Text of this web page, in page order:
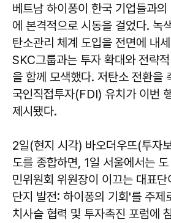
베트남 하이퐁이 한국 기업들과의
에 본격적으로 시동을 걸었다. 녹
탄소관리 체계 도입을 전면에 내
SKC그룹과는 투자 확대와 전략
을 함께 모색했다. 저탄소 전환을
국인직접투자(FDI) 유치가 이번
제시됐다.
2일(현지 시각) 바오더우뜨(투자
도를 종합하면, 1일 서울에서는
민위원회 위원장이 이끄는 대표단
단지 발전: 하이퐁의 기회'를 주제
치사슬 협력 및 투자촉진 포럼에